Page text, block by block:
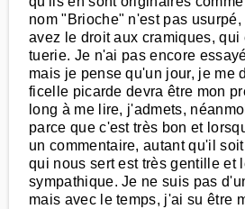
nom "Brioche" n'est pas
avez le droit aux cramiques, qui
tuerie. Je n'ai pas encore
mais je pense qu'un jour, je me
ficelle picarde devra être mon
long à me lire, j'admets,
parce que c'est très bon et
un commentaire, autant qu'il
qui nous sert est très gentille et
sympathique. Je ne suis pas
mais avec le temps, j'ai su être